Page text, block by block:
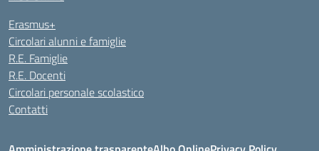
Erasmus+
Circolari alunni e famiglie
R.E. Famiglie
R.E. Docenti
Circolari personale scolastico
Contatti